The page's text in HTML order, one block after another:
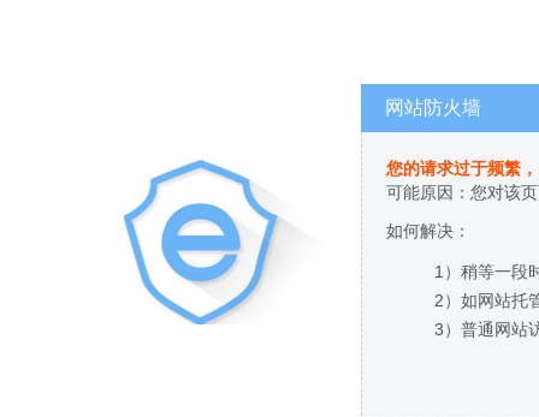
网站防火墙
您的请求过于频繁
可能原因：您对该
如何解决：
1）稍等一段
2）如网站托
3）普通网站